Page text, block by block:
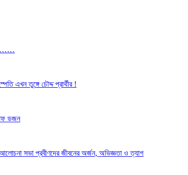
এখন তুঙ্গে চৌদ্দ প্রার্থীর !
ডজন
সভা প্রবীণদের জীবনের অর্জন, অভিজ্ঞতা ও ত্যাগ